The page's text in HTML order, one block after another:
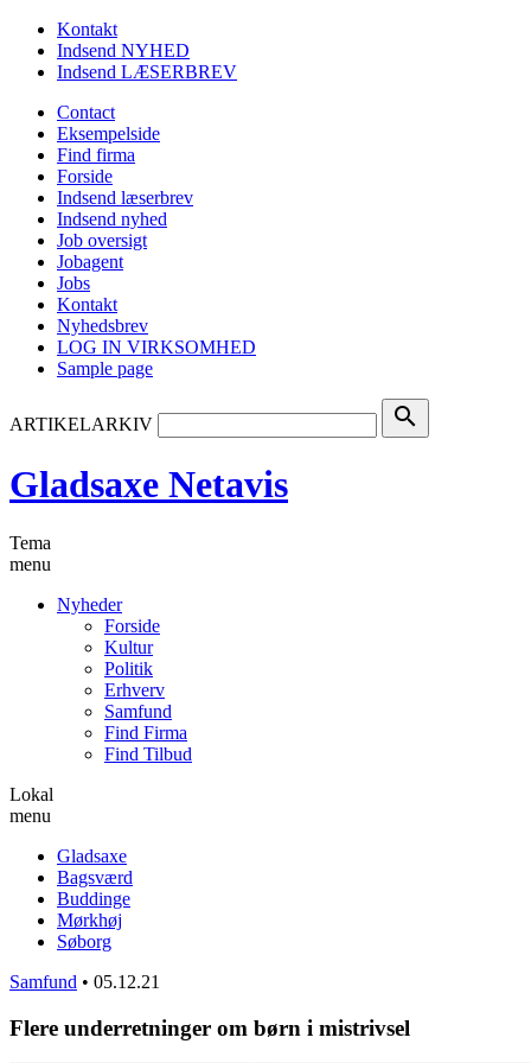
Kontakt
Indsend NYHED
Indsend LÆSERBREV
Contact
Eksempelside
Find firma
Forside
Indsend læserbrev
Indsend nyhed
Job oversigt
Jobagent
Jobs
Kontakt
Nyhedsbrev
LOG IN VIRKSOMHED
Sample page
ARTIKELARKIV search
Gladsaxe Netavis
Tema
menu
Nyheder
Forside
Kultur
Politik
Erhverv
Samfund
Find Firma
Find Tilbud
Lokal
menu
Gladsaxe
Bagsværd
Buddinge
Mørkhøj
Søborg
Samfund • 05.12.21
Flere underretninger om børn i mistrivsel